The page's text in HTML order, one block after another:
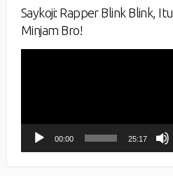
Saykoji: Rapper Blink Blink, Itu
Minjam Bro!
00:00 25:17